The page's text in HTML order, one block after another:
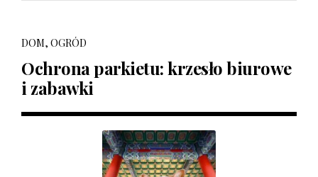
DOM, OGRÓD
Ochrona parkietu: krzesło biurowe
i zabawki